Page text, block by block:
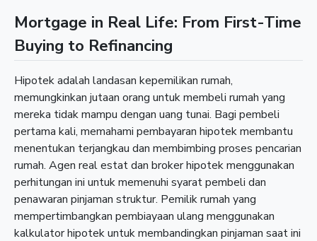
Mortgage in Real Life: From First-Time
Buying to Refinancing
Hipotek adalah landasan kepemilikan rumah,
memungkinkan jutaan orang untuk membeli rumah yang
mereka tidak mampu dengan uang tunai. Bagi pembeli
pertama kali, memahami pembayaran hipotek membantu
menentukan terjangkau dan membimbing proses pencarian
rumah. Agen real estat dan broker hipotek menggunakan
perhitungan ini untuk memenuhi syarat pembeli dan
penawaran pinjaman struktur. Pemilik rumah yang
mempertimbangkan pembiayaan ulang menggunakan
kalkulator hipotek untuk membandingkan pinjaman saat ini